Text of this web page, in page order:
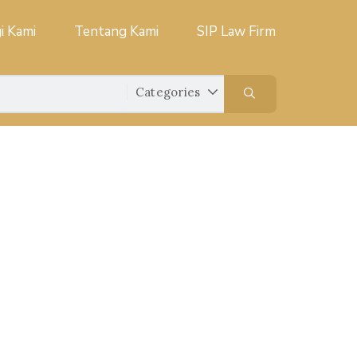
Kami Tentang Kami SIP Law Firm